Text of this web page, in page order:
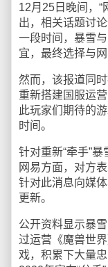
12月25日晚间，“
出，相关话题讨
一段时间，暴雪
宜，最终选择与
然而，该报道同
重新搭建国服运
此玩家们期待的
时间。
针对重新“牵手”
网易方面，对方
针对此消息向媒
更新。
公开资料显示暴
过运营《魔兽世
戏，积累下大量